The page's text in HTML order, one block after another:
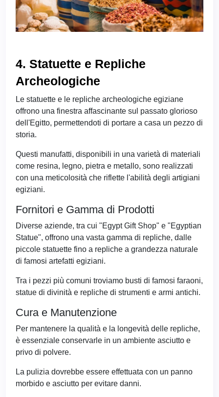
4. Statuette e Repliche
Archeologiche
Le statuette e le repliche archeologiche egiziane
offrono una finestra affascinante sul passato glorioso
dell'Egitto, permettendoti di portare a casa un pezzo di
storia.
Questi manufatti, disponibili in una varietà di materiali
come resina, legno, pietra e metallo, sono realizzati
con una meticolosità che riflette l'abilità degli artigiani
egiziani.
Fornitori e Gamma di Prodotti
Diverse aziende, tra cui "Egypt Gift Shop" e "Egyptian
Statue", offrono una vasta gamma di repliche, dalle
piccole statuette fino a repliche a grandezza naturale
di famosi artefatti egiziani.
Tra i pezzi più comuni troviamo busti di famosi faraoni,
statue di divinità e repliche di strumenti e armi antichi.
Cura e Manutenzione
Per mantenere la qualità e la longevità delle repliche,
è essenziale conservarle in un ambiente asciutto e
privo di polvere.
La pulizia dovrebbe essere effettuata con un panno
morbido e asciutto per evitare danni.